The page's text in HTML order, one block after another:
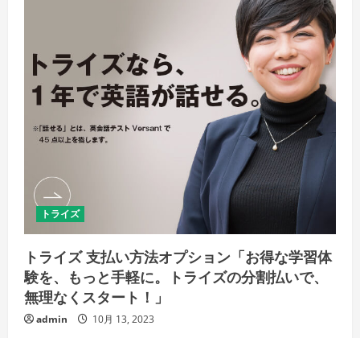
証
制
度
「品
質
約
束、
め
に」
の
詳
細
を
ご
覧
トライズ
トライズ 支払い方法オプション「お得な学習体
験を、もっと手軽に。トライズの分割払いで、
無理なくスタート！」
admin 10月 13, 2023